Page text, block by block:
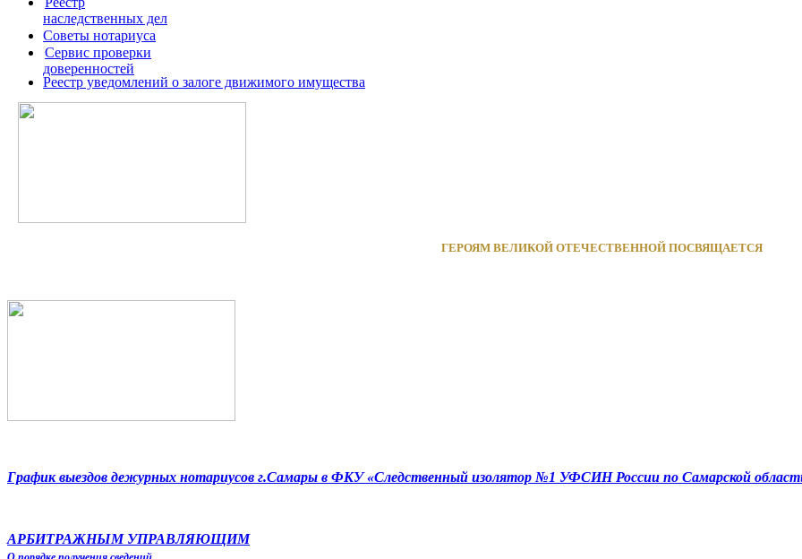
наследственных дел
Советы нотариуса
Сервис проверки
доверенностей
Реестр уведомлений о залоге движимого имущества
ГЕРОЯМ ВЕЛИКОЙ ОТЕЧЕСТВЕННОЙ ПОСВЯЩАЕТСЯ
График выездов дежурных нотариусов г.Самары в ФКУ «Следственный изолятор №1 УФСИН России по Самарской
АРБИТРАЖНЫМ УПРАВЛЯЮЩИМ